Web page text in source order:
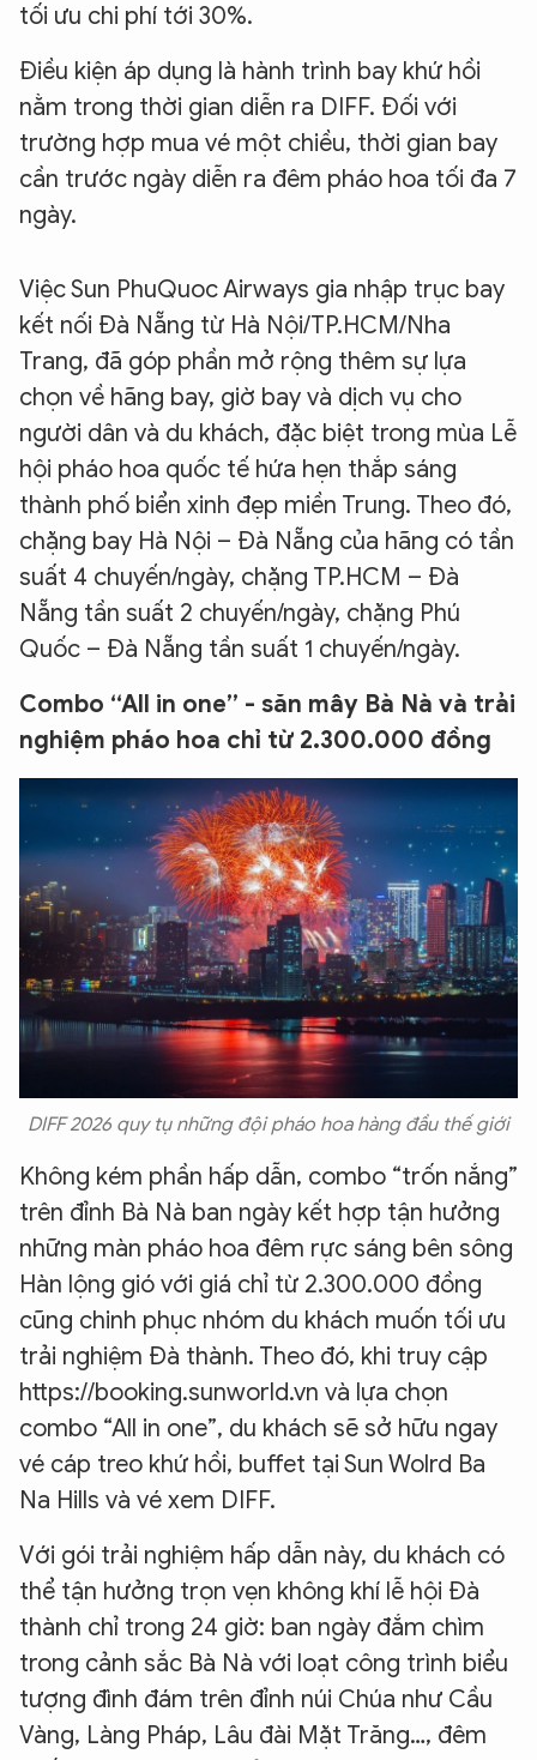
tối ưu chi phí tới 30%.
Điều kiện áp dụng là hành trình bay khứ hồi
nằm trong thời gian diễn ra DIFF. Đối với
trường hợp mua vé một chiều, thời gian bay
cần trước ngày diễn ra đêm pháo hoa tối đa 7
ngày.
Việc Sun PhuQuoc Airways gia nhập trục bay
kết nối Đà Nẵng từ Hà Nội/TP.HCM/Nha
Trang, đã góp phần mở rộng thêm sự lựa
chọn về hãng bay, giờ bay và dịch vụ cho
người dân và du khách, đặc biệt trong mùa Lễ
hội pháo hoa quốc tế hứa hẹn thắp sáng
thành phố biển xinh đẹp miền Trung. Theo đó,
chặng bay Hà Nội – Đà Nẵng của hãng có tần
suất 4 chuyến/ngày, chặng TP.HCM – Đà
Nẵng tần suất 2 chuyến/ngày, chặng Phú
Quốc – Đà Nẵng tần suất 1 chuyến/ngày.
Combo “All in one” - săn mây Bà Nà và trải
nghiệm pháo hoa chỉ từ 2.300.000 đồng
DIFF 2026 quy tụ những đội pháo hoa hàng đầu thế giới
Không kém phần hấp dẫn, combo “trốn nắng”
trên đỉnh Bà Nà ban ngày kết hợp tận hưởng
những màn pháo hoa đêm rực sáng bên sông
Hàn lộng gió với giá chỉ từ 2.300.000 đồng
cũng chinh phục nhóm du khách muốn tối ưu
trải nghiệm Đà thành. Theo đó, khi truy cập
https://booking.sunworld.vn và lựa chọn
combo “All in one”, du khách sẽ sở hữu ngay
vé cáp treo khứ hồi, buffet tại Sun Wolrd Ba
Na Hills và vé xem DIFF.
Với gói trải nghiệm hấp dẫn này, du khách có
thể tận hưởng trọn vẹn không khí lễ hội Đà
thành chỉ trong 24 giờ: ban ngày đắm chìm
trong cảnh sắc Bà Nà với loạt công trình biểu
tượng đình đám trên đỉnh núi Chúa như Cầu
Vàng, Làng Pháp, Lâu đài Mặt Trăng…, đêm